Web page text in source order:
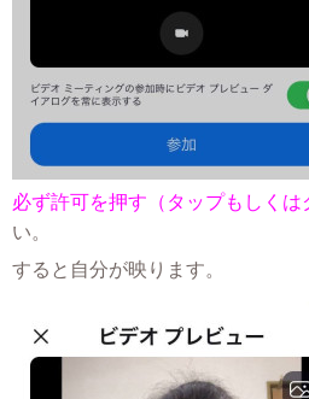
必ず許可を押す（タップもしくは
い。
すると自分が映ります。